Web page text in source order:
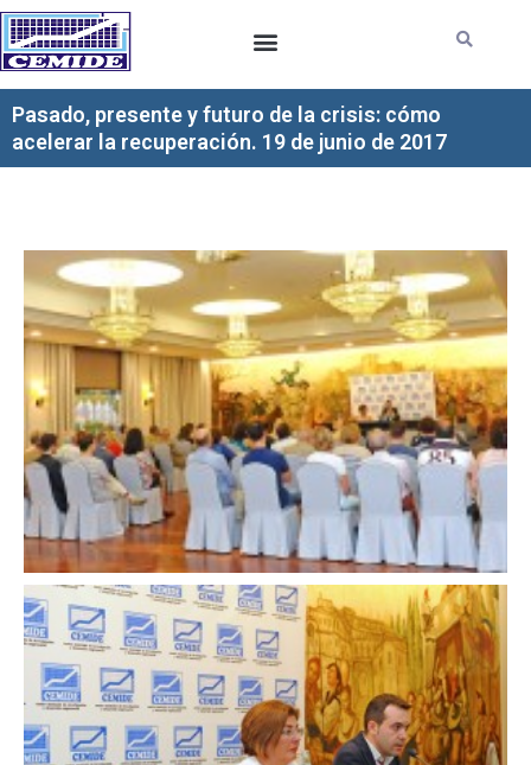
Ir
al
contenido
Pasado, presente y futuro de la crisis: cómo
acelerar la recuperación. 19 de junio de 2017